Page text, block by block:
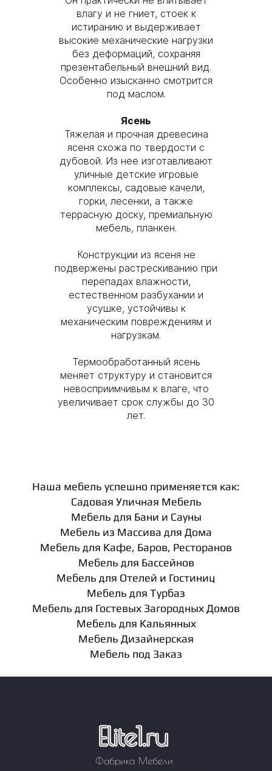
влагу и не гниет, стоек к
истиранию и выдерживает
высокие механические нагрузки
без деформаций, сохраняя
презентабельный внешний вид.
Особенно изысканно смотрится
под маслом.
Ясень
Тяжелая и прочная древесина
ясеня схожа по твердости с
дубовой. Из нее изготавливают
уличные детские игровые
комплексы, садовые качели,
горки, лесенки, а также
террасную доску, премиальную
мебель, планкен.
Конструкции из ясеня не
подвержены растрескиванию при
перепадах влажности,
естественном разбухании и
усушке, устойчивы к
механическим повреждениям и
нагрузкам.
Термообработанный ясень
меняет структуру и становится
невосприимчивым к влаге, что
увеличивает срок службы до 30
лет.
Наша мебель успешно применяется как:
Садовая Уличная Мебель
Мебель для Бани и Сауны
Мебель из Массива для Дома
Мебель для Кафе, Баров, Ресторанов
Мебель для Бассейнов
Мебель для Отелей и Гостиниц
Мебель для Турбаз
Мебель для Гостевых Загородных Домов
Мебель для Кальянных
Мебель Дизайнерская
Мебель под Заказ
Фабрика Мебели